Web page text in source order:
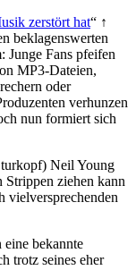
zerstört hat“ ↑
beklagenswerten
Junge Fans pfeifen
MP3-Dateien,
oder
verhunzen
nun formiert sich
Neil Young
Strippen ziehen kann
vielversprechenden
bekannte
trotz seines eher